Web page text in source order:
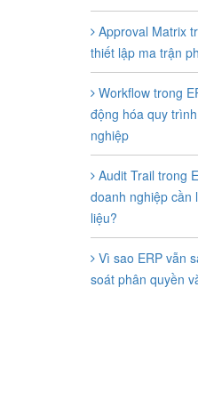
Approval Matrix
thiết lập ma trận
Workflow trong
động hóa quy
nghiệp
Audit Trail trong
doanh nghiệp cần
liệu?
Vì sao ERP vẫn
soát phân quyền